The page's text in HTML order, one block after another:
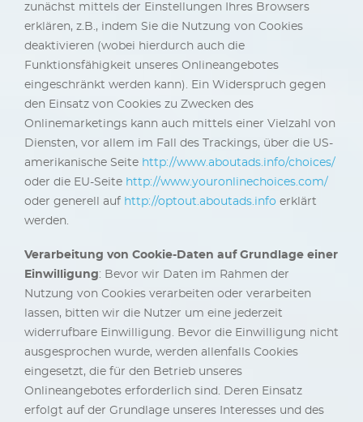
zunächst mittels der Einstellungen Ihres Browsers
erklären, z.B., indem Sie die Nutzung von Cookies
deaktivieren (wobei hierdurch auch die
Funktionsfähigkeit unseres Onlineangebotes
eingeschränkt werden kann). Ein Widerspruch gegen
den Einsatz von Cookies zu Zwecken des
Onlinemarketings kann auch mittels einer Vielzahl von
Diensten, vor allem im Fall des Trackings, über die US-
amerikanische Seite http://www.aboutads.info/choices/
oder die EU-Seite http://www.youronlinechoices.com/
oder generell auf http://optout.aboutads.info erklärt
werden.
Verarbeitung von Cookie-Daten auf Grundlage einer
Einwilligung: Bevor wir Daten im Rahmen der
Nutzung von Cookies verarbeiten oder verarbeiten
lassen, bitten wir die Nutzer um eine jederzeit
widerrufbare Einwilligung. Bevor die Einwilligung nicht
ausgesprochen wurde, werden allenfalls Cookies
eingesetzt, die für den Betrieb unseres
Onlineangebotes erforderlich sind. Deren Einsatz
erfolgt auf der Grundlage unseres Interesses und des